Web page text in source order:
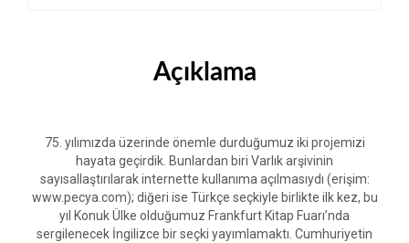
Açıklama
75. yılımızda üzerinde önemle durduğumuz iki projemizi
hayata geçirdik. Bunlardan biri Varlık arşivinin
sayısallaştırılarak internette kullanıma açılmasıydı (erişim:
www.pecya.com); diğeri ise Türkçe seçkiyle birlikte ilk kez, bu
yıl Konuk Ülke olduğumuz Frankfurt Kitap Fuarı’nda
sergilenecek İngilizce bir seçki yayımlamaktı. Cumhuriyetin